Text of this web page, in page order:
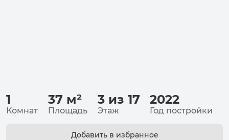
1
Комнат
37 м²
Площадь
3 из 17
Этаж
2022
Год постройки
Добавить в избранное